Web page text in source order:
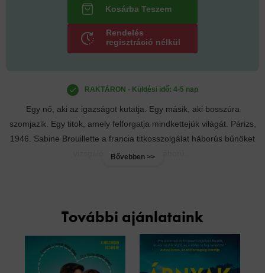
Egy nő, aki az igazságot kutatja. Egy másik, aki bosszúra
szomjazik. Egy titok, amely felforgatja mindkettejük világát. Párizs,
1946. Sabine Brouillette a francia titkosszolgálat háborús bűnöket
vizsgáló nyomozója. A háború...
Bővebben >>
RAKTÁRON - Küldési idő: 4-5 nap
Rendelés
regisztráció nélkül
További ajánlataink